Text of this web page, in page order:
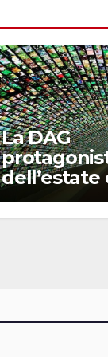
La DAG
dell’estate